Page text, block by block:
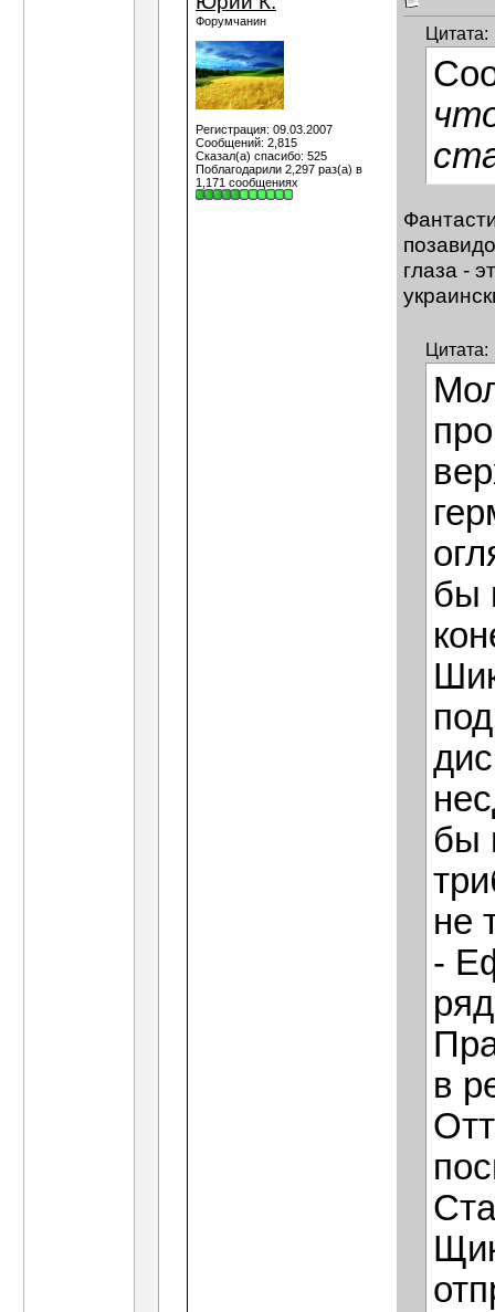
Форумчанин
Регистрация: 09.03.2007
Сообщений: 2,815
Сказал(а) спасибо: 525
Поблагодарили 2,297 раз(а) в
1,171 сообщениях
Цитата:
глаза -
Цитата:
бы
бы
не
-
в